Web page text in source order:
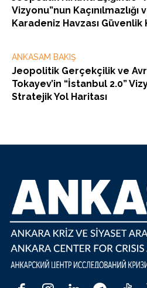
Vizyonu”nun
Karadeniz Havzası Güvenlik
ANKASAM BAKIŞ
Jeopolitik Gerçekçilik ve
Tokayev’in “İstanbul 2.0”
Stratejik Yol Haritası